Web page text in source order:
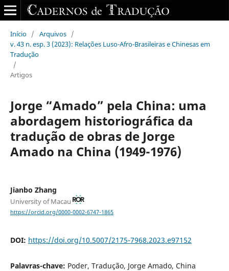
Início / Arquivos /
v. 43 n. esp. 3 (2023): Relações Luso-Afro-Brasileiras e Chinesas em
Tradução
/
Artigos
Jorge “Amado” pela China: uma
abordagem historiográfica da
tradução de obras de Jorge
Amado na China (1949-1976)
Jianbo Zhang
University of Macau
https://orcid.org/0000-0002-6747-1865
DOI: https://doi.org/10.5007/2175-7968.2023.e97152
Palavras-chave: Poder, Tradução, Jorge Amado, China